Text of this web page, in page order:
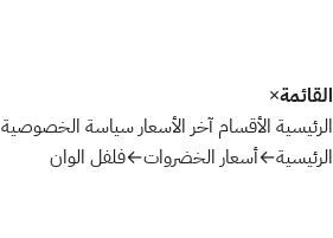
القائمة×
الرئيسية الأقسام آخر الأسعار سياسة الخصوصية
الرئيسية←أسعار الخضروات←فلفل الوان